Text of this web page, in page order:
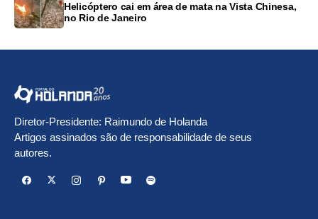
Helicóptero cai em área de mata na Vista Chinesa,
no Rio de Janeiro
Diretor-Presidente: Raimundo de Holanda
Artigos assinados são de responsabilidade de seus
autores.